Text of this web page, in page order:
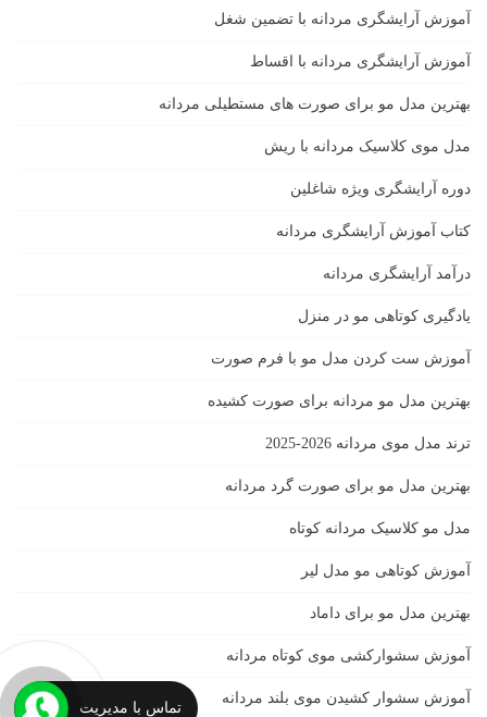
آموزش آرایشگری مردانه با تضمین شغل
آموزش آرایشگری مردانه با اقساط
بهترین مدل مو برای صورت های مستطیلی مردانه
مدل موی کلاسیک مردانه با ریش
دوره آرایشگری ویژه شاغلین
کتاب آموزش آرایشگری مردانه
درآمد آرایشگری مردانه
یادگیری كوتاهى مو در منزل
آموزش ست كردن مدل مو با فرم صورت
بهترین مدل مو مردانه برای صورت کشیده
ترند مدل موی مردانه 2026-2025
بهترين مدل مو براى صورت گرد مردانه
مدل مو کلاسیک مردانه کوتاه
آموزش کوتاهی مو مدل لیر
بهترین مدل مو برای داماد
آموزش سشوارکشی موی کوتاه مردانه
آموزش سشوار کشیدن موی بلند مردانه
تماس با مدیریت